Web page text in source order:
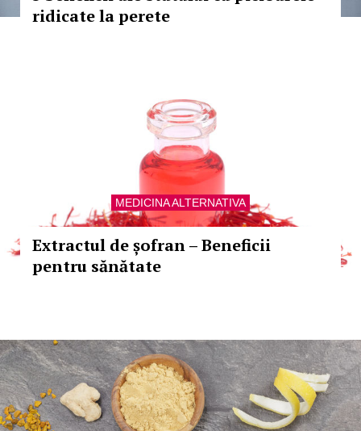
ridicate la perete
MEDICINA ALTERNATIVA
Extractul de șofran – Beneficii
pentru sănătate